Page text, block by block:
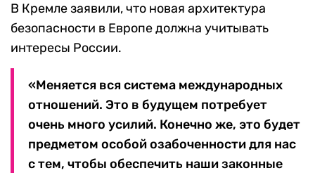
В Кремле заявили, что новая архитектура
безопасности в Европе должна учитывать
интересы России.
«Меняется вся система международных
отношений. Это в будущем потребует
очень много усилий. Конечно же, это будет
предметом особой озабоченности для нас
с тем, чтобы обеспечить наши законные